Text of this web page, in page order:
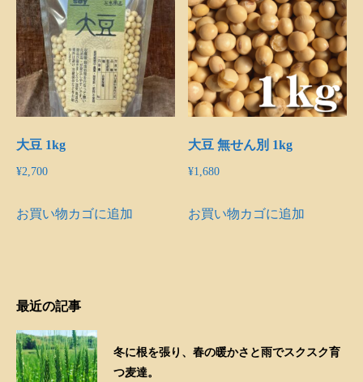
大豆 1kg
¥2,700
お買い物カゴに追加
大豆 無せん別 1kg
¥1,680
お買い物カゴに追加
最近の記事
冬に根を張り、春の暖かさと雨でスクスク育
つ麦達。